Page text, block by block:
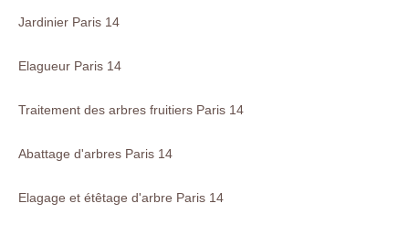
Jardinier Paris 14
Elagueur Paris 14
Traitement des arbres fruitiers Paris 14
Abattage d'arbres Paris 14
Elagage et étêtage d'arbre Paris 14